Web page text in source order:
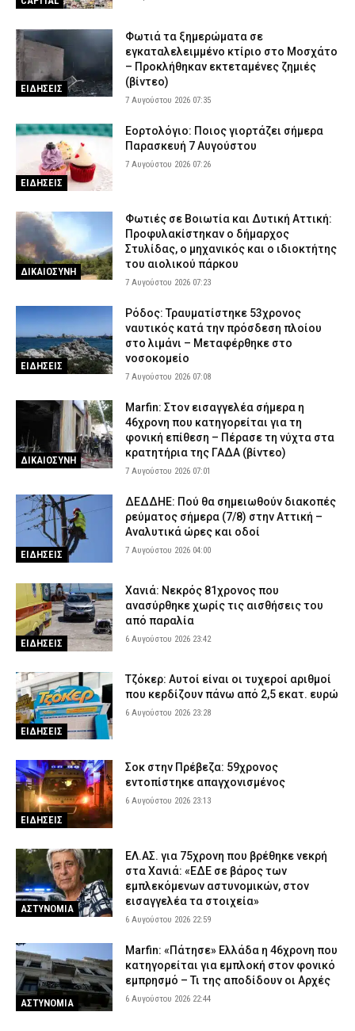
χωράφι του
ΕΙΔΗΣΕΙΣ 6 Αυγούστου 2026 18:28
ΕΙΔΗΣΕΙΣ
Φωτιά τα ξημερώματα σε
εγκαταλελειμμένο κτίριο στο Μοσχάτο
– Προκλήθηκαν εκτεταμένες ζημιές
(βίντεο)
7 Αυγούστου 2026 07:35
ΕΙΔΗΣΕΙΣ
Εορτολόγιο: Ποιος γιορτάζει σήμερα
Παρασκευή 7 Αυγούστου
7 Αυγούστου 2026 07:26
ΔΙΚΑΙΟΣΥΝΗ
Φωτιές σε Βοιωτία και Δυτική Αττική:
Προφυλακίστηκαν ο δήμαρχος
Στυλίδας, ο μηχανικός και ο ιδιοκτήτης
του αιολικού πάρκου
7 Αυγούστου 2026 07:23
ΕΙΔΗΣΕΙΣ
Ρόδος: Τραυματίστηκε 53χρονος
ναυτικός κατά την πρόσδεση πλοίου
στο λιμάνι – Μεταφέρθηκε στο
νοσοκομείο
7 Αυγούστου 2026 07:08
ΔΙΚΑΙΟΣΥΝΗ
Marfin: Στον εισαγγελέα σήμερα η
46χρονη που κατηγορείται για τη
φονική επίθεση – Πέρασε τη νύχτα στα
κρατητήρια της ΓΑΔΑ (βίντεο)
7 Αυγούστου 2026 07:01
ΕΙΔΗΣΕΙΣ
ΔΕΔΔΗΕ: Πού θα σημειωθούν διακοπές
ρεύματος σήμερα (7/8) στην Αττική –
Αναλυτικά ώρες και οδοί
7 Αυγούστου 2026 04:00
ΕΙΔΗΣΕΙΣ
Χανιά: Νεκρός 81χρονος που
ανασύρθηκε χωρίς τις αισθήσεις του
από παραλία
6 Αυγούστου 2026 23:42
ΕΙΔΗΣΕΙΣ
Τζόκερ: Αυτοί είναι οι τυχεροί αριθμοί
που κερδίζουν πάνω από 2,5 εκατ. ευρώ
6 Αυγούστου 2026 23:28
ΕΙΔΗΣΕΙΣ
Σοκ στην Πρέβεζα: 59χρονος
εντοπίστηκε απαγχονισμένος
6 Αυγούστου 2026 23:13
ΑΣΤΥΝΟΜΙΑ
ΕΛ.ΑΣ. για 75χρονη που βρέθηκε νεκρή
στα Χανιά: «ΕΔΕ σε βάρος των
εμπλεκόμενων αστυνομικών, στον
εισαγγελέα τα στοιχεία»
6 Αυγούστου 2026 22:59
ΑΣΤΥΝΟΜΙΑ
Marfin: «Πάτησε» Ελλάδα η 46χρονη που
κατηγορείται για εμπλοκή στον φονικό
εμπρησμό – Τι της αποδίδουν οι Αρχές
6 Αυγούστου 2026 22:44